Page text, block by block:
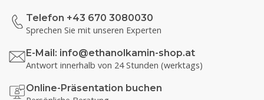
Telefon +43 670 3080030
Sprechen Sie mit unseren Experten
E-Mail: info@ethanolkamin-shop.at
Antwort innerhalb von 24 Stunden (werktags)
Online-Präsentation buchen